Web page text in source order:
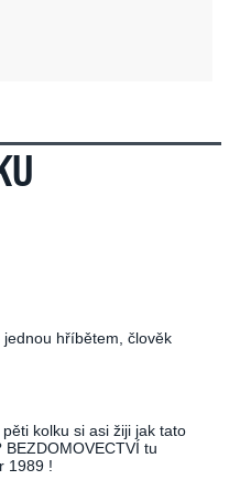
hříbětem, člověk
kolku si asi žiji jak tato
tu
1989 !